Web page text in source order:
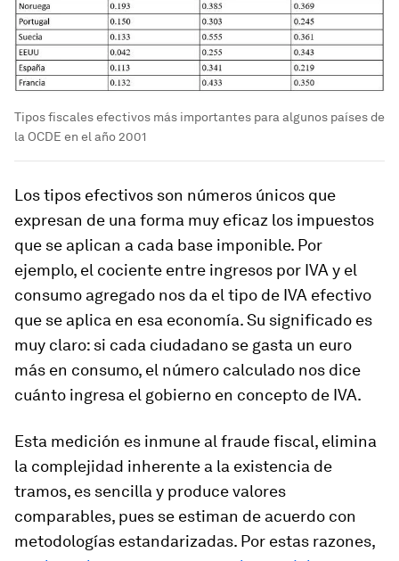
Tipos fiscales efectivos más importantes para algunos países de
la OCDE en el año 2001
Los tipos efectivos son números únicos que
expresan de una forma muy eficaz los impuestos
que se aplican a cada base imponible. Por
ejemplo, el cociente entre ingresos por IVA y el
consumo agregado nos da el tipo de IVA efectivo
que se aplica en esa economía. Su significado es
muy claro: si cada ciudadano se gasta un euro
más en consumo, el número calculado nos dice
cuánto ingresa el gobierno en concepto de IVA.
Esta medición es inmune al fraude fiscal, elimina
la complejidad inherente a la existencia de
tramos, es sencilla y produce valores
comparables, pues se estiman de acuerdo con
metodologías estandarizadas. Por estas razones,